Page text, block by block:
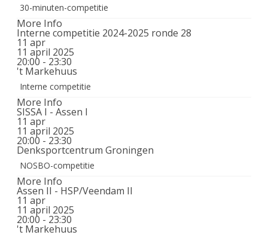
30-minuten-competitie
More Info
Interne competitie 2024-2025 ronde 28
11 apr
11 april 2025
20:00 - 23:30
't Markehuus
Interne competitie
More Info
SISSA I - Assen I
11 apr
11 april 2025
20:00 - 23:30
Denksportcentrum Groningen
NOSBO-competitie
More Info
Assen II - HSP/Veendam II
11 apr
11 april 2025
20:00 - 23:30
't Markehuus